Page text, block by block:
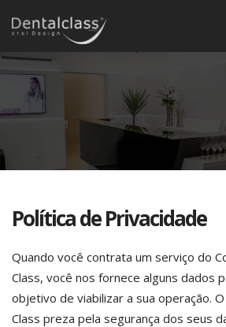
Política de Privacidade
Quando você contrata um serviço do
Class, você nos fornece alguns dados
objetivo de viabilizar a sua operação.
Class preza pela segurança dos seus